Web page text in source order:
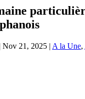
Nov 21, 2025 | A la Une,